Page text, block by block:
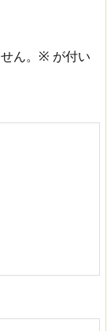
ん。 ※ が付い